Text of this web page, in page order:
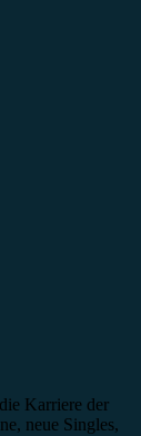
Karriere der
neue Singles,